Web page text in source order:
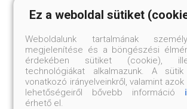
TIBETI JÁDE MALA
36 999 Ft 12 mm-
34
Ez a weboldal sütiket
Weboldalunk tartalmának
megjelenítése és a böngészési
érdekében sütiket (cookie),
technológiákat alkalmazunk. A sütik
vonatkozó irányelveinkről, valamint
lehetőségeiről bővebb információ
érhető el.